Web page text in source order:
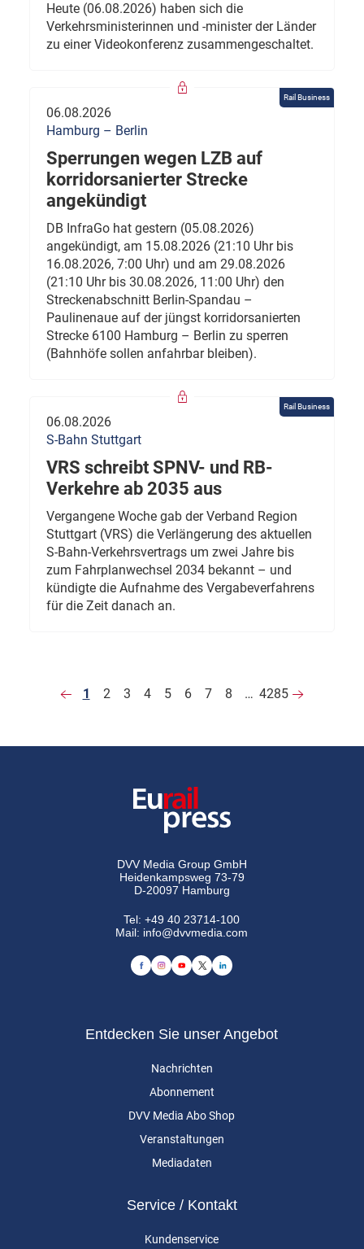
Heute (06.08.2026) haben sich die
Verkehrsministerinnen und -minister der Länder
zu einer Videokonferenz zusammengeschaltet.
Rail Business
06.08.2026
Hamburg – Berlin
Sperrungen wegen LZB auf
korridorsanierter Strecke
angekündigt
DB InfraGo hat gestern (05.08.2026)
angekündigt, am 15.08.2026 (21:10 Uhr bis
16.08.2026, 7:00 Uhr) und am 29.08.2026
(21:10 Uhr bis 30.08.2026, 11:00 Uhr) den
Streckenabschnitt Berlin-Spandau –
Paulinenaue auf der jüngst korridorsanierten
Strecke 6100 Hamburg – Berlin zu sperren
(Bahnhöfe sollen anfahrbar bleiben).
Rail Business
06.08.2026
S-Bahn Stuttgart
VRS schreibt SPNV- und RB-
Verkehre ab 2035 aus
Vergangene Woche gab der Verband Region
Stuttgart (VRS) die Verlängerung des aktuellen
S-Bahn-Verkehrsvertrags um zwei Jahre bis
zum Fahrplanwechsel 2034 bekannt – und
kündigte die Aufnahme des Vergabeverfahrens
für die Zeit danach an.
1 2 3 4 5 6 7 8 … 4285
DVV Media Group GmbH
Heidenkampsweg 73-79
D-20097 Hamburg
Tel:+49 40 23714-100
Mail: info@dvvmedia.com
Entdecken Sie unser Angebot
Nachrichten
Abonnement
DVV Media Abo Shop
Veranstaltungen
Mediadaten
Service / Kontakt
Kundenservice